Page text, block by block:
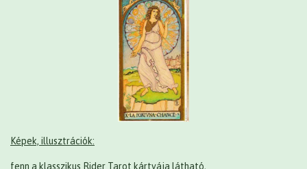
Képek, illusztrációk:
fenn a klasszikus Rider Tarot kártyája látható,